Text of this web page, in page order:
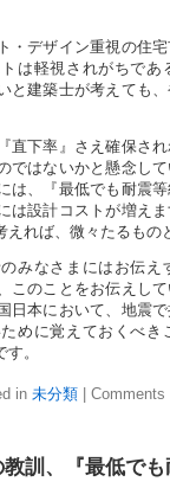
・デザイン重視の住
は軽視されがちであ
と建築士が考えても
直下率』さえ確保さ
ではないかと懸念し
は、『最低でも耐震
は設計コストが増え
えれば、微々たるもの
みなさまにはお伝え
このことをお伝えし
日本において、地震
めに覚えておくべき
。
in 未分類 Comments
訓、『最低で